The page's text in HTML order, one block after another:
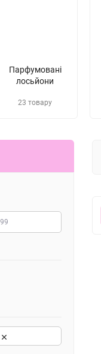
Парфумовані
лосьйони
23 товару